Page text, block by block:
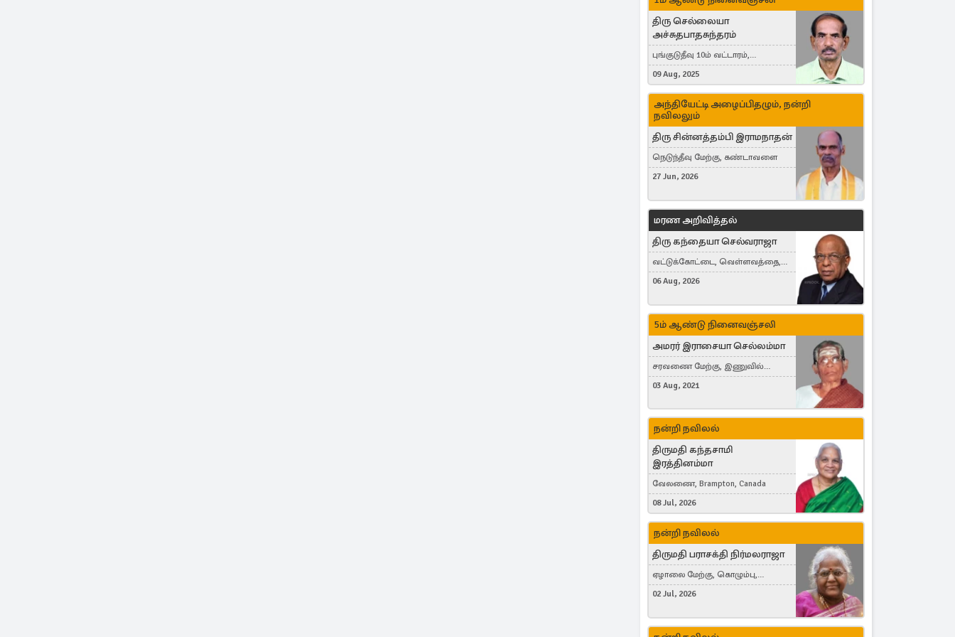
திரு செல்லையா
அச்சுதபாதசுந்தரம்
புங்குடுதீவு 10ம் வட்டாரம்,
கொள்ளுப்பிட்டி
09 Aug, 2025
அந்தியேட்டி அழைப்பிதழும், நன்றி
நவிலலும்
திரு சின்னத்தம்பி இராமநாதன்
நெடுந்தீவு மேற்கு, கண்டாவளை
27 Jun, 2026
மரண அறிவித்தல்
திரு கந்தையா செல்வராஜா
வட்டுக்கோட்டை, வெள்ளவத்தை,
Toronto, Canada
06 Aug, 2026
5ம் ஆண்டு நினைவஞ்சலி
அமரர் இராசையா செல்லம்மா
சரவணை மேற்கு, இணுவில்
கிழக்கு
03 Aug, 2021
நன்றி நவிலல்
திருமதி கந்தசாமி
இரத்தினம்மா
வேலணை, Brampton, Canada
08 Jul, 2026
நன்றி நவிலல்
திருமதி பராசக்தி நிர்மலராஜா
ஏழாலை மேற்கு, கொழும்பு,
தங்காலை, London, United Kingdom
02 Jul, 2026